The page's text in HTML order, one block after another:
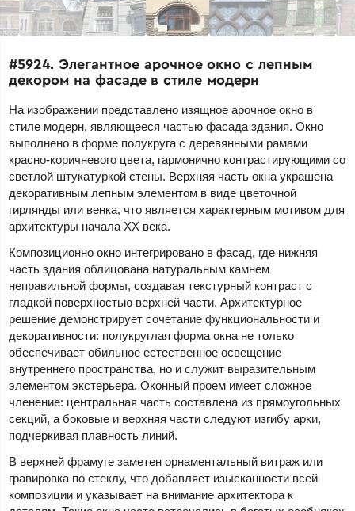
#5924. Элегантное арочное окно с лепным
декором на фасаде в стиле модерн
На изображении представлено изящное арочное окно в
стиле модерн, являющееся частью фасада здания. Окно
выполнено в форме полукруга с деревянными рамами
красно-коричневого цвета, гармонично контрастирующими со
светлой штукатуркой стены. Верхняя часть окна украшена
декоративным лепным элементом в виде цветочной
гирлянды или венка, что является характерным мотивом для
архитектуры начала XX века.
Композиционно окно интегрировано в фасад, где нижняя
часть здания облицована натуральным камнем
неправильной формы, создавая текстурный контраст с
гладкой поверхностью верхней части. Архитектурное
решение демонстрирует сочетание функциональности и
декоративности: полукруглая форма окна не только
обеспечивает обильное естественное освещение
внутреннего пространства, но и служит выразительным
элементом экстерьера. Оконный проем имеет сложное
членение: центральная часть составлена из прямоугольных
секций, а боковые и верхняя части следуют изгибу арки,
подчеркивая плавность линий.
В верхней фрамуге заметен орнаментальный витраж или
гравировка по стеклу, что добавляет изысканности всей
композиции и указывает на внимание архитектора к